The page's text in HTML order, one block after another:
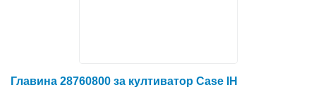
Главина 28760800 за култиватор Case IH